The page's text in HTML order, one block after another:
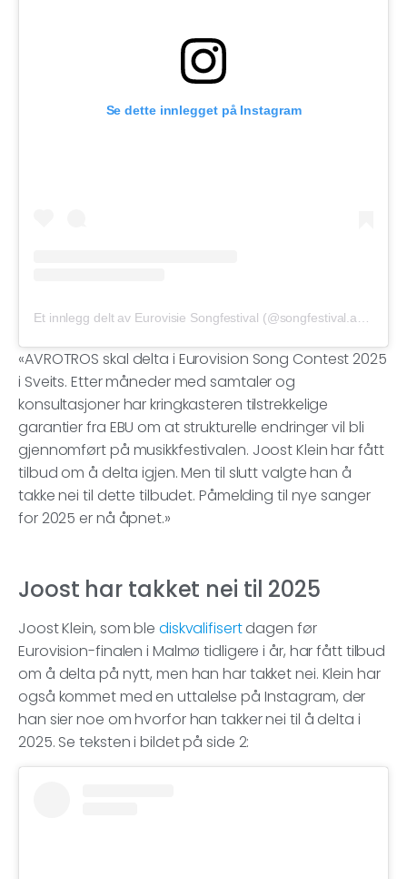
Se dette innlegget på Instagram
«AVROTROS skal delta i Eurovision Song Contest 2025
i Sveits. Etter måneder med samtaler og
konsultasjoner har kringkasteren tilstrekkelige
garantier fra EBU om at strukturelle endringer vil bli
gjennomført på musikkfestivalen. Joost Klein har fått
tilbud om å delta igjen. Men til slutt valgte han å
takke nei til dette tilbudet. Påmelding til nye sanger
for 2025 er nå åpnet.»
Joost har takket nei til 2025
Joost Klein, som ble diskvalifisertdagen før
Eurovision-finalen i Malmø tidligere i år, har fått tilbud
om å delta på nytt, men han har takket nei. Klein har
også kommet med en uttalelse på Instagram, der
han sier noe om hvorfor han takker nei til å delta i
2025. Se teksten i bildet på side 2: